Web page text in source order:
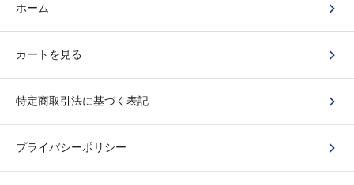
ホーム
カートを見る
特定商取引法に基づく表記
プライバシーポリシー